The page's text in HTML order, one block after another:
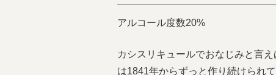
アルコール度数20%
カシスリキュールでおなじみと言
は1841年からずっと作り続けられ